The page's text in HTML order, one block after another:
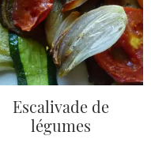
Escalivade de
légumes